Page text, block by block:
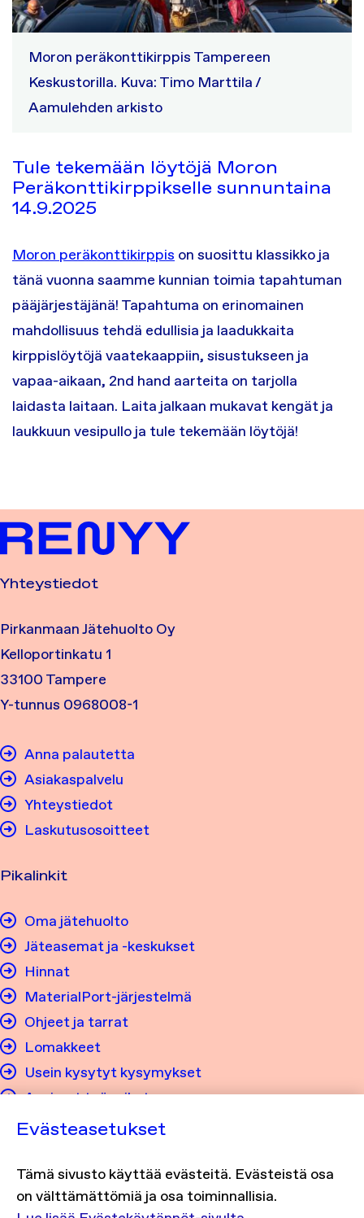
Moron peräkonttikirppis Tampereen
Keskustorilla. Kuva: Timo Marttila /
Aamulehden arkisto
Tule tekemään löytöjä Moron
Peräkonttikirppikselle sunnuntaina
14.9.2025
Moron peräkonttikirppis on suosittu klassikko ja
tänä vuonna saamme kunnian toimia tapahtuman
pääjärjestäjänä! Tapahtuma on erinomainen
mahdollisuus tehdä edullisia ja laadukkaita
kirppislöytöjä vaatekaappiin, sisustukseen ja
vapaa-aikaan, 2nd hand aarteita on tarjolla
laidasta laitaan. Laita jalkaan mukavat kengät ja
laukkuun vesipullo ja tule tekemään löytöjä!
Yhteystiedot
Pirkanmaan Jätehuolto Oy
Kelloportinkatu 1
33100 Tampere
Y-tunnus 0968008-1
Anna palautetta
Asiakaspalvelu
Yhteystiedot
Laskutusosoitteet
Pikalinkit
Oma jätehuolto
Jäteasemat ja -keskukset
Hinnat
MaterialPort-järjestelmä
Ohjeet ja tarrat
Lomakkeet
Usein kysytyt kysymykset
Avoimet työpaikat
Tietosuojaseloste
Evästekäytännöt
Evästeasetukset
Tämä sivusto käyttää evästeitä. Evästeistä osa
on välttämättömiä ja osa toiminnallisia.